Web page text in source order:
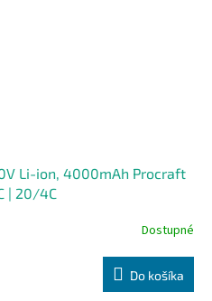
Li-ion, 4000mAh Procraft
| 20/4C
Dostupné
Do košíka